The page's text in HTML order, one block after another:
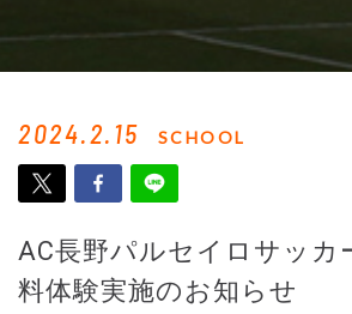
2024.2.15 SCHOOL
AC長野パルセイロサッカ
料体験実施のお知らせ